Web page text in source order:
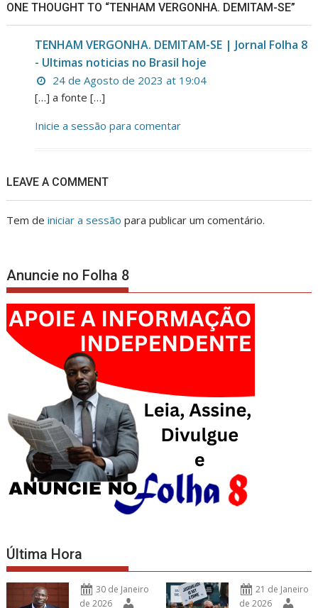
ONE THOUGHT TO “TENHAM VERGONHA. DEMITAM-SE”
TENHAM VERGONHA. DEMITAM-SE | Jornal Folha 8
- Ultimas noticias no Brasil hoje
24 de Agosto de 2023 at 19:04
[…] a fonte […]
Inicie a sessão para comentar
LEAVE A COMMENT
Tem deiniciar a sessão para publicar um comentário.
Anuncie no Folha 8
Última Hora
30 de Janeiro
de 2026
21 de Janeiro
de 2026